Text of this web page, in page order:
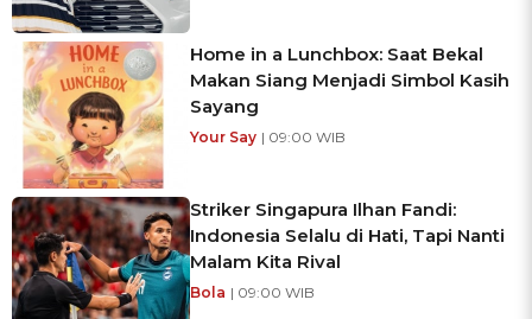
Home in a Lunchbox: Saat Bekal
Makan Siang Menjadi Simbol Kasih
Sayang
Your Say | 09:00 WIB
Striker Singapura Ilhan Fandi:
Indonesia Selalu di Hati, Tapi Nanti
Malam Kita Rival
Bola | 09:00 WIB